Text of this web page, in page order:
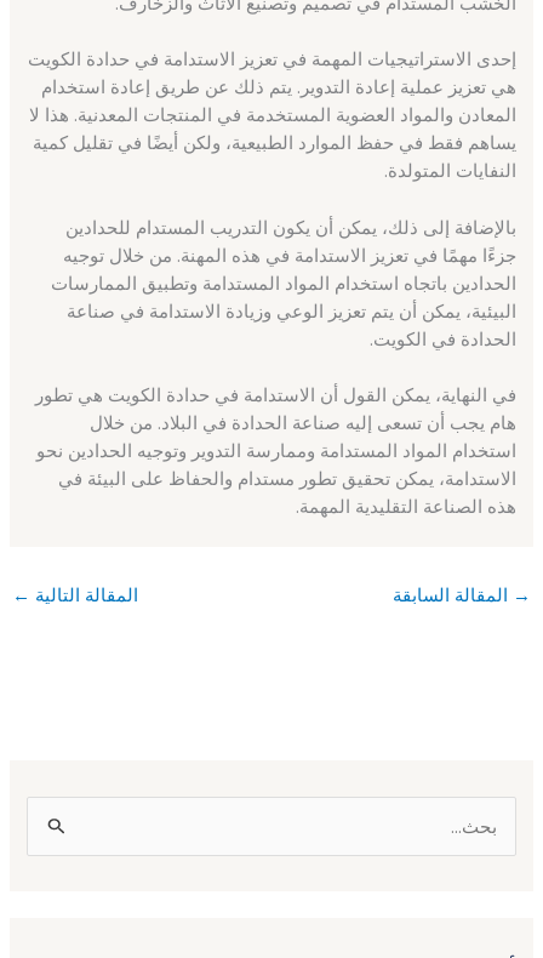
إحدى الاستراتيجيات المهمة في تعزيز الاستدامة في حدادة الكويت
هي تعزيز عملية إعادة التدوير. يتم ذلك عن طريق إعادة استخدام
المعادن والمواد العضوية المستخدمة في المنتجات المعدنية. هذا لا
يساهم فقط في حفظ الموارد الطبيعية، ولكن أيضًا في تقليل كمية
النفايات المتولدة.
بالإضافة إلى ذلك، يمكن أن يكون التدريب المستدام للحدادين
جزءًا مهمًا في تعزيز الاستدامة في هذه المهنة. من خلال توجيه
الحدادين باتجاه استخدام المواد المستدامة وتطبيق الممارسات
البيئية، يمكن أن يتم تعزيز الوعي وزيادة الاستدامة في صناعة
الحدادة في الكويت.
في النهاية، يمكن القول أن الاستدامة في حدادة الكويت هي تطور
هام يجب أن تسعى إليه صناعة الحدادة في البلاد. من خلال
استخدام المواد المستدامة وممارسة التدوير وتوجيه الحدادين نحو
الاستدامة، يمكن تحقيق تطور مستدام والحفاظ على البيئة في
هذه الصناعة التقليدية المهمة.
→ المقالة السابقة المقالة التالية ←
ل